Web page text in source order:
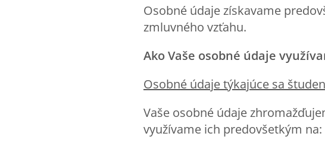
Osobné údaje získavame
zmluvného vzťahu.
Ako Vaše osobné údaje
Osobné údaje týkajúce sa
Vaše osobné údaje
využívame ich predovšetkým na: